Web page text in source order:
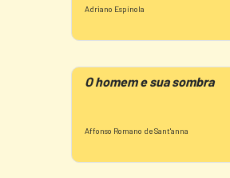
Adriano Espínola
O homem e sua sombra
Affonso Romano de Sant'anna